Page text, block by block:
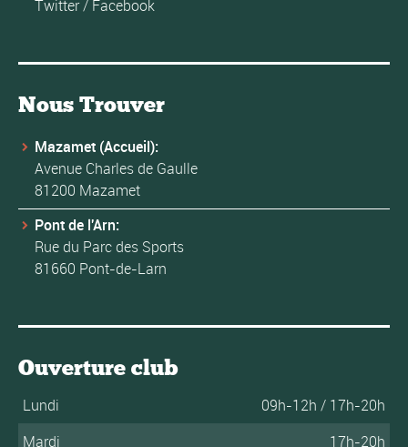
Twitter/ Facebook
Nous Trouver
Mazamet (Accueil):
Avenue Charles de Gaulle
81200 Mazamet
Pont de l'Arn:
Rue du Parc des Sports
81660 Pont-de-Larn
Ouverture club
Lundi
09h-12h / 17h-20h
Mardi
17h-20h